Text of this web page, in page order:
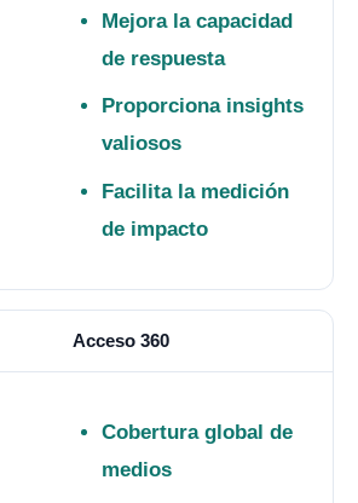
Mejora la capacidad
de respuesta
Proporciona insights
valiosos
Facilita la medición
de impacto
Acceso 360
Cobertura global de
medios